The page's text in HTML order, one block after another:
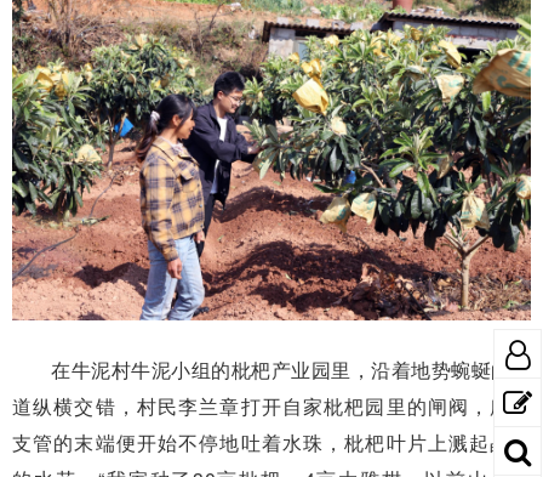
在牛泥村牛泥小组的枇杷产业园里，沿着地势蜿蜒的管
道纵横交错，村民李兰章打开自家枇杷园里的闸阀，所有
支管的末端便开始不停地吐着水珠，枇杷叶片上溅起晶莹